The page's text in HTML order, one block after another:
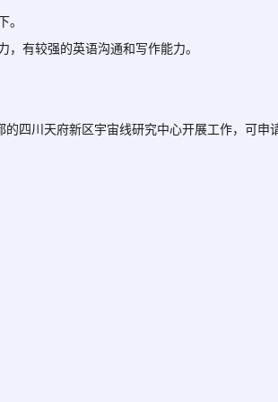
。
有较强的英语沟通和写作能力。
四川天府新区宇宙线研究中心开展工作，可申